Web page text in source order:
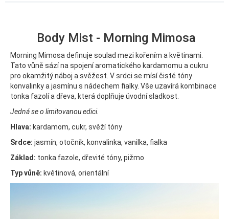
Body Mist - Morning Mimosa
Morning Mimosa definuje soulad mezi kořením a květinami.
Tato vůně sází na spojení aromatického kardamomu a cukru
pro okamžitý náboj a svěžest. V srdci se mísí čisté tóny
konvalinky a jasmínu s nádechem fialky. Vše uzavírá kombinace
tonka fazolí a dřeva, která doplňuje úvodní sladkost.
Jedná se o limitovanou edici.
Hlava: kardamom, cukr, svěží tóny
Srdce: jasmín, otočník, konvalinka, vanilka, fialka
Základ: tonka fazole, dřevité tóny, pižmo
Typ vůně: květinová, orientální